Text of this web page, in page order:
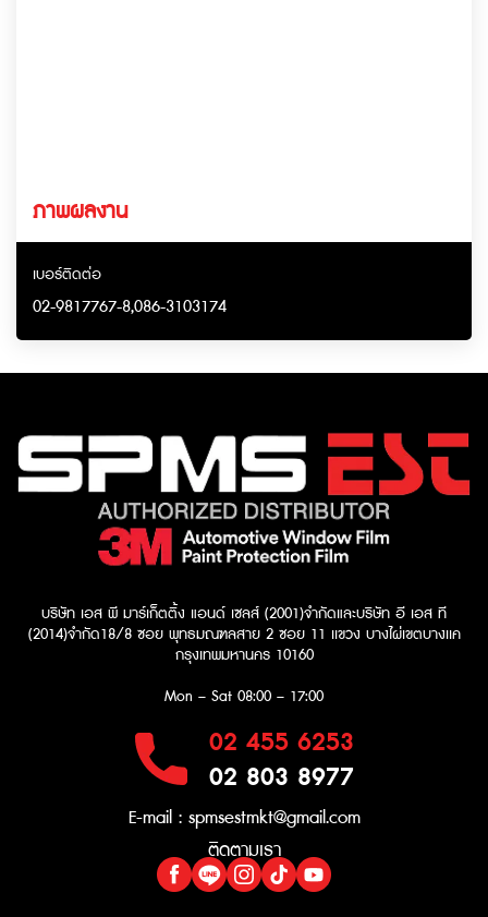
ภาพผลงาน
เบอร์ติดต่อ
02-9817767-8,086-3103174
บริษัท เอส พี มาร์เก็ตติ้ง แอนด์ เซลส์ (2001)จำกัดและบริษัท อี เอส ที
(2014)จำกัด​18/8 ซอย พุทธมณฑลสาย 2 ซอย 11 เเขวง บางไผ่เขตบางเเค
กรุงเทพมหานคร 10160
Mon – Sat 08:00 – 17:00
02 455 6253
02 803 8977
E-mail : spmsestmkt@gmail.com
ติดตามเรา